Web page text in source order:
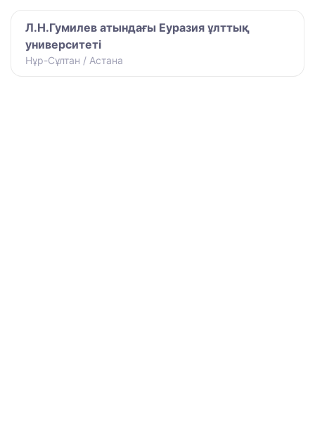
Л.Н.Гумилев атындағы Еуразия ұлттық
университеті
Нұр-Сұлтан / Астана